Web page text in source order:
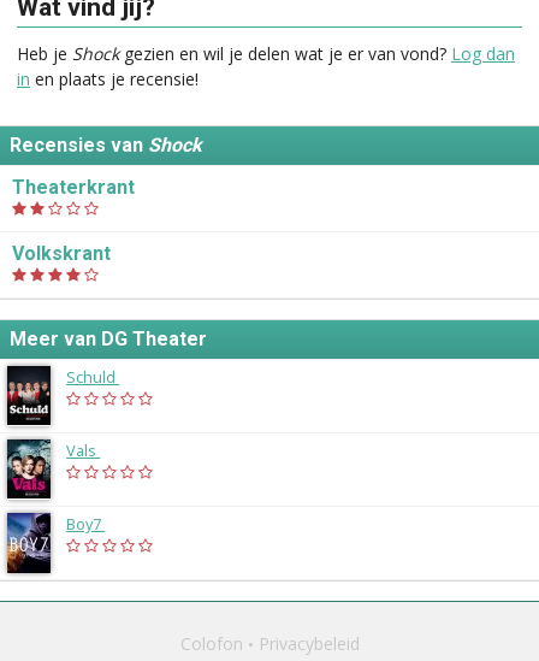
Wat vind jij?
Heb je Shockgezien en wil je delen wat je er van vond? Log dan
in en plaats je recensie!
Recensies van Shock
Theaterkrant
Volkskrant
Meer van DG Theater
Schuld
Vals
Boy7
Colofon Privacybeleid